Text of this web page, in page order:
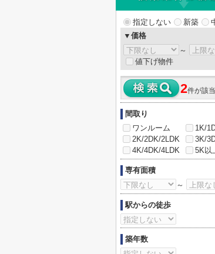
指定しない 新築
▼価格
～
値下げ物件
2件が該当
間取り
ワンルーム
1K/
2K/2DK/2LDK
3K/
4K/4DK/4LDK
5K以
専有面積
～
駅からの徒歩
築年数